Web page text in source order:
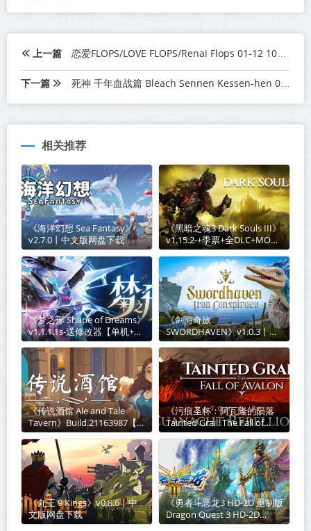
上一篇 恋爱FLOPS/LOVE FLOPS/Renai Flops 01-12 1080p 简日双语 2022年十月新番
下一篇 死神 千年血战篇 Bleach Sennen Kessen-hen 01-13 1080P MP4 简中 2022年十月新番
相关推荐
《海洋幻想 Sea Fantasy》
v2.7.0丨中文版网盘下载
《黑暗之魂3 Dark Souls III》
v1.15.2-+季票+全DLC+MOD
整合版合集丨中文版网盘下载
《梦之形 Shape of Dreams》
v1.1.1.1s-送修改器【单机+联
机】丨中文版网盘下载
《剑湾奇旅
SWORDHAVEN》v1.0.3丨中
文版网盘下载
《传说酒馆 Ale and Tale
Tavern》Build.21163987【单
机+联机】丨中文版网盘下载
《污痕圣杯：阿瓦隆的陨落
Tainted Grail: The Fall of
Avalon》v1.15c-全DLC丨中
文版网盘下载
《九王 9 Kings》v0.8.6丨中
文版网盘下载
《勇者斗恶龙3 HD-2D 重制版
Dragon Quest 3 HD-2D
Remake》v1.2.1-全DLC丨中